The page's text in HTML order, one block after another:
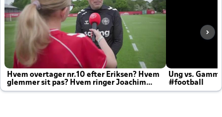
Hvem overtager nr.10 efter Eriksen? Hvem
glemmer sit pas? Hvem ringer Joachim
altid til efter kampe?
Ung vs.
#football